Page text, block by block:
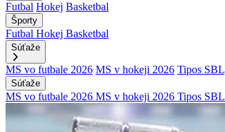
Futbal Hokej Basketbal
Športy
Futbal Hokej Basketbal
Súťaže
MS vo futbale 2026 MS v hokeji 2026 Tipos SBL
Súťaže
MS vo futbale 2026 MS v hokeji 2026 Tipos SBL